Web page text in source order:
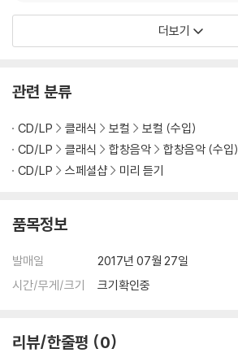
Dowland / Tobias H
ume)더보기
관련 분류
CD/LP 클래식 보컬
보컬 (수입)
CD/LP
클래식 합창음악
합창음악 (수입)
CD/LP
스페셜샵 미리 듣기
품목정보
발매일
2017년 07월 27일
시간/무게/크기
크기확인중
리뷰/한줄평 0